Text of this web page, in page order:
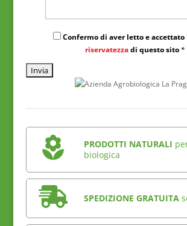
Confermo di aver letto e accettato
riservatezzadi questo sito*
PRODOTTI NATURALI
biologica
SPEDIZIONE GRATUITA